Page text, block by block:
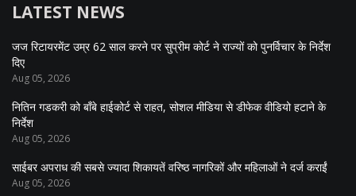
LATEST NEWS
जज रिटायरमेंट उम्र 62 साल करने पर सुप्रीम कोर्ट ने राज्यों को पुनर्विचार के निर्देश
दिए
Aug 05, 2026
नितिन गडकरी को बॉंबे हाईकोर्ट से राहत, सोशल मीडिया से डीफेक वीडियो हटाने के
निर्देश
Aug 05, 2026
साईबर अपराध की सबसे ज्यादा शिकायतें वरिष्ठ नागरिकों और महिलाओं ने दर्ज कराईं
Aug 05, 2026